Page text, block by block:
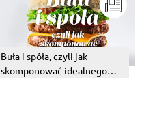
Buła i spóła, czyli jak
skomponować idealnego